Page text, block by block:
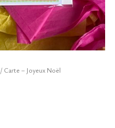
/ Carte – Joyeux Noël